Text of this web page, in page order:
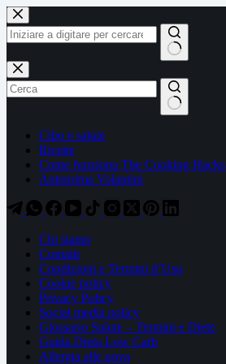
Salta
al
contenuto
Salta
al
contenuto
Nessun
risultato
Cibo e salute
Ricette
Come funziona The Cooking Hacks
Anteprima Volantini
Chi siamo
Contatti
Condizioni e Termini d’Uso
Cookie policy
Privacy Policy
Social media policy
Glossario Salute – Termini e Diete
Guida Dieta Low Carb
Allergia alle uova